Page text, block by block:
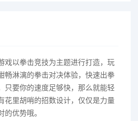
戏以拳击竞技为主题进行打造，玩
畅淋漓的拳击对决体验，快速出拳
只要你的速度足够快，那么就能轻
花里胡哨的招数设计，仅仅是力量
优势哦。